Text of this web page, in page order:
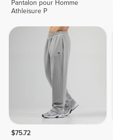
Pantalon pour Homme
Athleisure P
$75.72